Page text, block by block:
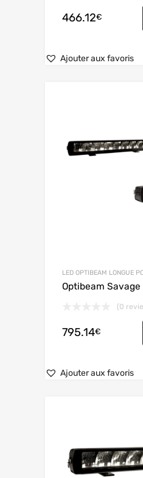
466.12€
Ajouter aux favoris
LED OPTIBEAM LONGUE
Optibeam Savage
(0
795.14€
Ajouter aux favoris